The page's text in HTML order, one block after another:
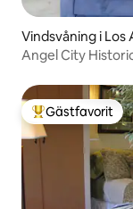
Vindsvåning i Los
Angel City
Populär
Gästfavorit